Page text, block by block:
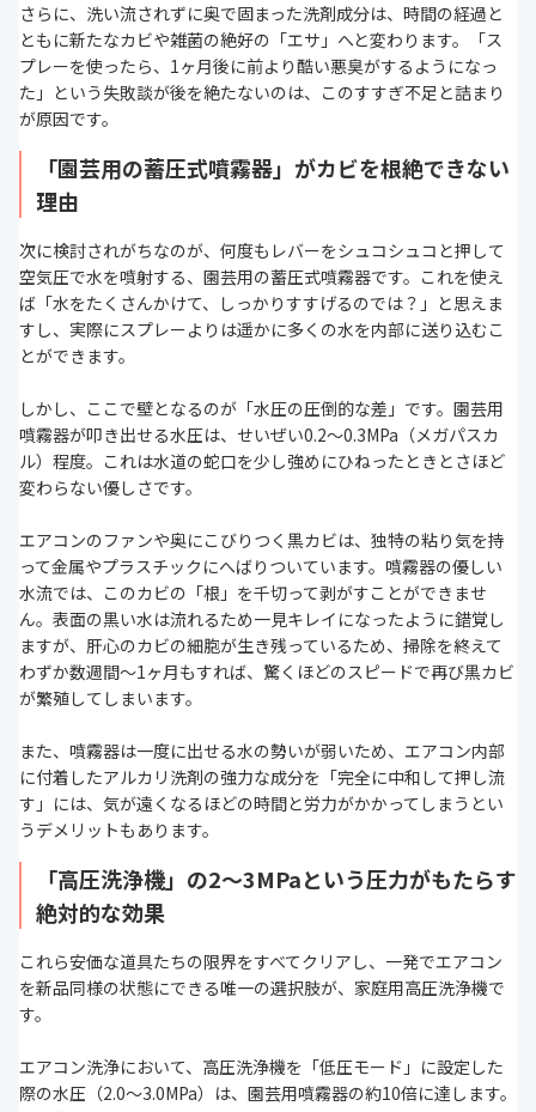
さらに、洗い流されずに奥で固まった洗剤成分は、時間の経過と
ともに新たなカビや雑菌の絶好の「エサ」へと変わります。「ス
プレーを使ったら、1ヶ月後に前より酷い悪臭がするようになっ
た」という失敗談が後を絶たないのは、このすすぎ不足と詰まり
が原因です。
「園芸用の蓄圧式噴霧器」がカビを根絶できない
理由
次に検討されがちなのが、何度もレバーをシュコシュコと押して
空気圧で水を噴射する、園芸用の蓄圧式噴霧器です。これを使え
ば「水をたくさんかけて、しっかりすすげるのでは？」と思えま
すし、実際にスプレーよりは遥かに多くの水を内部に送り込むこ
とができます。
しかし、ここで壁となるのが「水圧の圧倒的な差」です。園芸用
噴霧器が叩き出せる水圧は、せいぜい0.2〜0.3MPa（メガパスカ
ル）程度。これは水道の蛇口を少し強めにひねったときとさほど
変わらない優しさです。
エアコンのファンや奥にこびりつく黒カビは、独特の粘り気を持
って金属やプラスチックにへばりついています。噴霧器の優しい
水流では、このカビの「根」を千切って剥がすことができませ
ん。表面の黒い水は流れるため一見キレイになったように錯覚し
ますが、肝心のカビの細胞が生き残っているため、掃除を終えて
わずか数週間〜1ヶ月もすれば、驚くほどのスピードで再び黒カビ
が繁殖してしまいます。
また、噴霧器は一度に出せる水の勢いが弱いため、エアコン内部
に付着したアルカリ洗剤の強力な成分を「完全に中和して押し流
す」には、気が遠くなるほどの時間と労力がかかってしまうとい
うデメリットもあります。
「高圧洗浄機」の2〜3MPaという圧力がもたらす
絶対的な効果
これら安価な道具たちの限界をすべてクリアし、一発でエアコン
を新品同様の状態にできる唯一の選択肢が、家庭用高圧洗浄機で
す。
エアコン洗浄において、高圧洗浄機を「低圧モード」に設定した
際の水圧（2.0〜3.0MPa）は、園芸用噴霧器の約10倍に達します。